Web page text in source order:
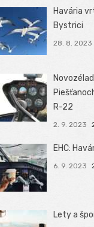
Havária
Bystrici
28. 8. 2023
R-22
2. 9. 2023
EHC:
6. 9. 2023
Lety a